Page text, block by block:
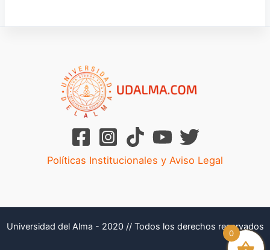
Políticas Institucionales y Aviso Legal
Universidad del Alma - 2020 // Todos los derechos reservados
0